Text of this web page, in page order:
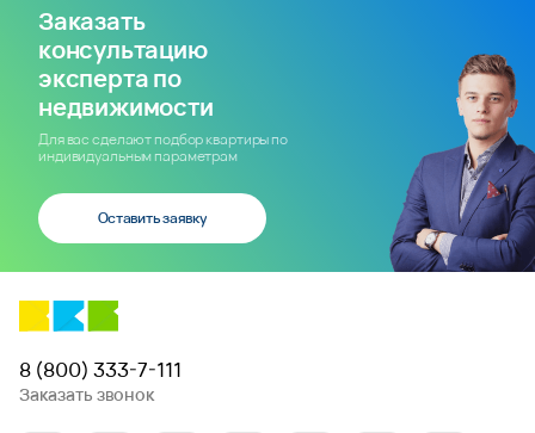
Заказать
консультацию
эксперта по
недвижимости
Для вас сделают подбор квартиры по
индивидуальным параметрам
Оставить заявку
8 (800) 333-7-111
Заказать звонок